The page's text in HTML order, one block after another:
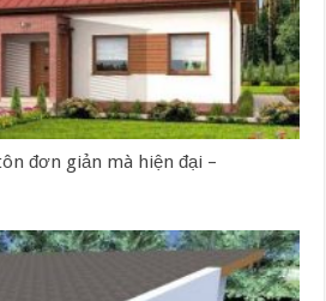
đơn giản mà hiện đại –